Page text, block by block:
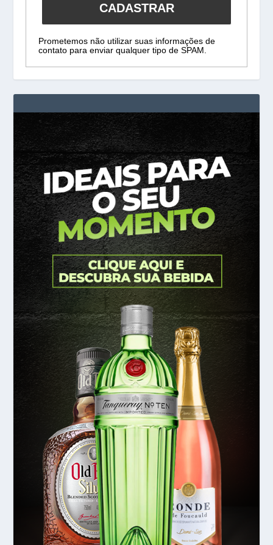
CADASTRAR
Prometemos não utilizar suas informações de
contato para enviar qualquer tipo de SPAM.